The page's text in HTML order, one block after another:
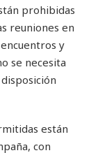
prohibidas
reuniones en
y
se necesita
están
con